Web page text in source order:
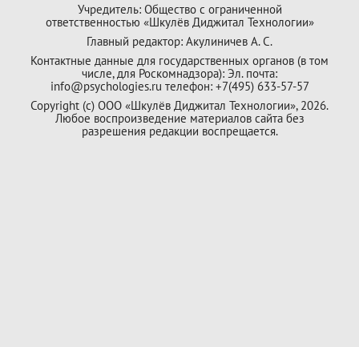
Учредитель: Общество с ограниченной
ответственностью «Шкулёв Диджитал Технологии»
Главный редактор: Акулиничев А. С.
Контактные данные для государственных органов (в том
числе, для Роскомнадзора): Эл. почта:
info@psychologies.ru телефон: +7(495) 633-57-57
Copyright (с) ООО «Шкулёв Диджитал Технологии», 2026.
Любое воспроизведение материалов сайта без
разрешения редакции воспрещается.